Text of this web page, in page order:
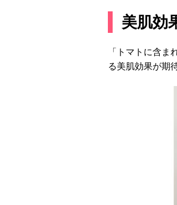
美肌効
「トマトに含
る美肌効果が期